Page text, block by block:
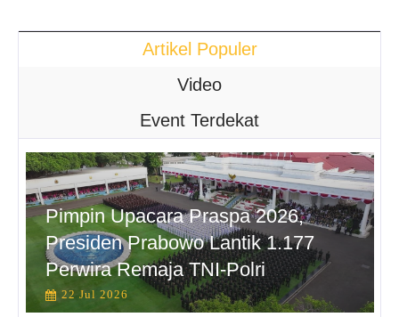
Artikel Populer
Video
Event Terdekat
Pimpin Upacara Praspa 2026,
Presiden Prabowo Lantik 1.177
Perwira Remaja TNI-Polri
22 Jul 2026